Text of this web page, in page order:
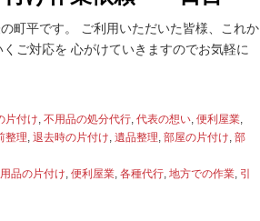
町平です。 ご利用いただいた皆様、これか
ご対応を 心がけていきますのでお気軽に
片付け 不用品の処分代行 代表の想い 便利屋業
整理 退去時の片付け 遺品整理 部屋の片付け 部
品の片付け 便利屋業 各種代行 地方での作業 引